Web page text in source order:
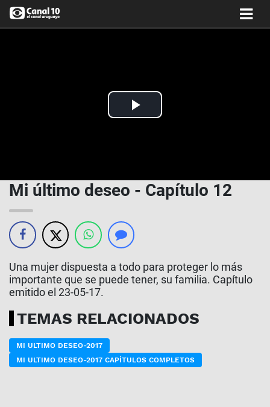
Play
Mi último deseo - Capítulo 12
Una mujer dispuesta a todo para proteger lo más
importante que se puede tener, su familia. Capítulo
emitido el 23-05-17.
TEMAS RELACIONADOS
MI ULTIMO DESEO-2017
MI ULTIMO DESEO-2017 CAPÍTULOS COMPLETOS